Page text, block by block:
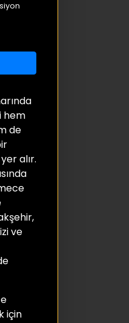
hem
de
alır.
ve
için